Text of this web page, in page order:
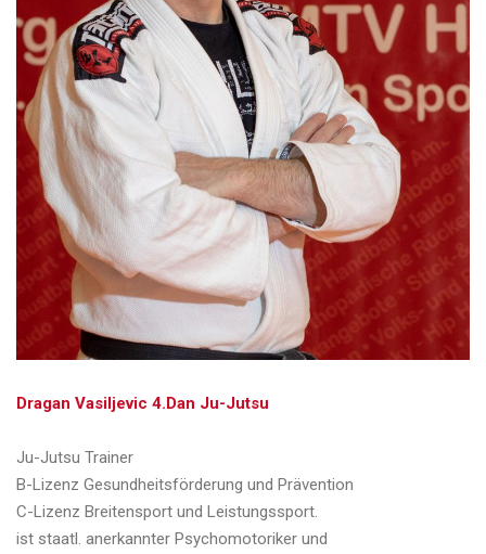
Dragan Vasiljevic 4.Dan Ju-Jutsu
Ju-Jutsu Trainer
B-Lizenz Gesundheitsförderung und Prävention
C-Lizenz Breitensport und Leistungssport.
ist staatl. anerkannter Psychomotoriker und